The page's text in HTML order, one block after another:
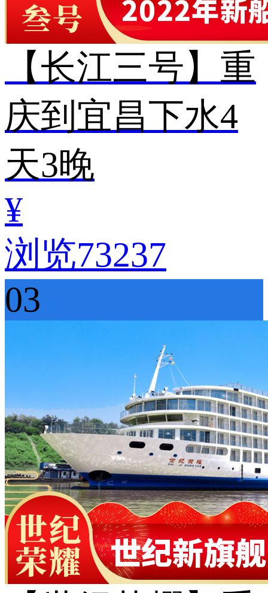
【长江三号】重
庆到宜昌下水4
天3晚
¥
浏览73237
03